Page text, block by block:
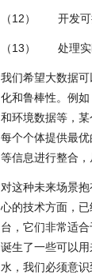
（12） 开发可
（13） 处理实
我们希望大数据
化和鲁棒性。例
和环境数据等，
每个个体提供最
等信息进行整合，
对这种未来场景
心的技术方面，
台，它们非常适
诞生了一些可以
水，我们必须意